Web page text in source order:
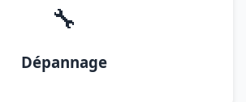
🔧
Dépannage